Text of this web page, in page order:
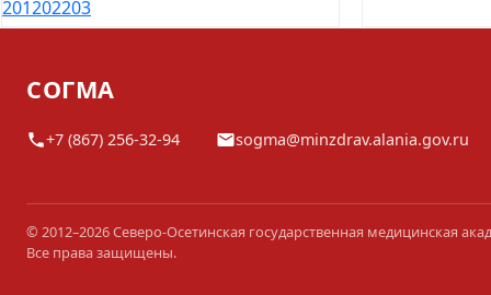
201202203
СОГМА
+7 (867) 256-32-94 sogma@minzdrav.alania.gov.ru
© 2012–2026 Северо-Осетинская государственная медицинская
Все права защищены.